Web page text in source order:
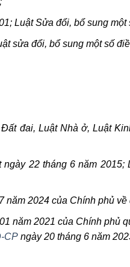
Luật Sửa đổi, bổ sung
sửa đổi, bổ sung một số
đai, Luật Nhà ở, Luật
22 tháng 6 năm
năm 2024 của Chính phủ
năm 2021 của Chính phủ
CPngày 20 tháng 6 năm